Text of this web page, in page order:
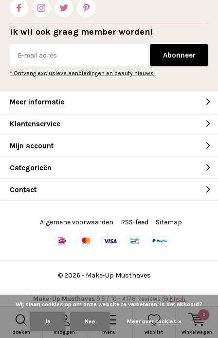
zoeken inloggen menu wishlist winkelwagen
0
Ik wil ook graag member worden!
Abonneer
* Ontvang exclusieve aanbiedingen en beauty nieuws
Meer informatie
Klantenservice
Mijn account
Categorieën
Contact
© 2026 - Make-Up Musthaves
Algemene voorwaarden RSS-feed Sitemap
Make-Up Musthaves9,5 / 10 - 4176 Reviews @ Kiyoh
Wij slaan cookies op om onze website te verbeteren. Is dat akkoord?
Ja Nee Meer over cookies »